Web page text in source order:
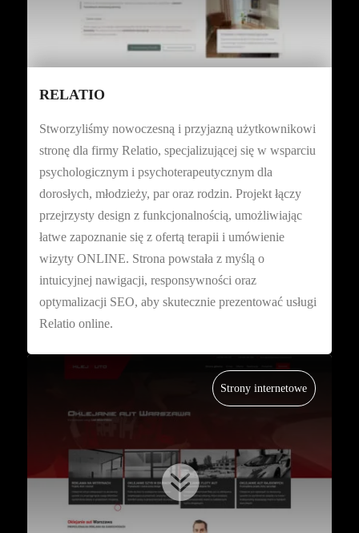
RELATIO
Stworzyliśmy nowoczesną i przyjazną użytkownikowi
stronę dla firmy Relatio, specjalizującej się w wsparciu
psychologicznym i psychoterapeutycznym dla
dorosłych, młodzieży, par oraz rodzin. Projekt łączy
przejrzysty design z funkcjonalnością, umożliwiając
łatwe zapoznanie się z ofertą terapii i umówienie
wizyty ONLINE. Strona powstała z myślą o
intuicyjnej nawigacji, responsywności oraz
optymalizacji SEO, aby skutecznie prezentować usługi
Relatio online.
Strony internetowe
